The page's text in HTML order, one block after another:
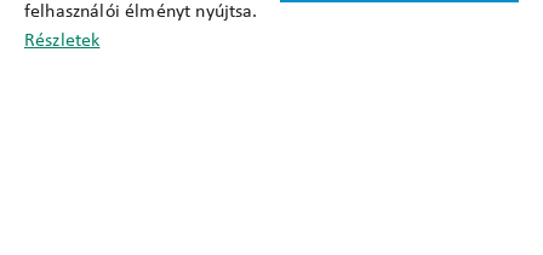
felhasználói élményt nyújtsa.
Részletek